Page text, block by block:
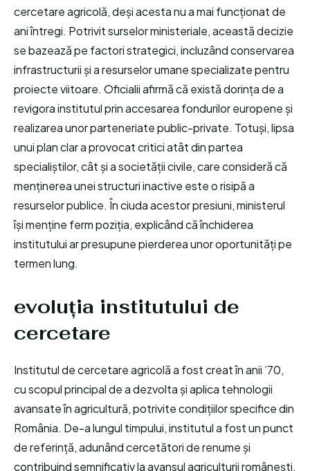
cercetare agricolă, deși acesta nu a mai funcționat de
ani întregi. Potrivit surselor ministeriale, această decizie
se bazează pe factori strategici, incluzând conservarea
infrastructurii și a resurselor umane specializate pentru
proiecte viitoare. Oficialii afirmă că există dorința de a
revigora institutul prin accesarea fondurilor europene și
realizarea unor parteneriate public-private. Totuși, lipsa
unui plan clar a provocat critici atât din partea
specialiștilor, cât și a societății civile, care consideră că
menținerea unei structuri inactive este o risipă a
resurselor publice. În ciuda acestor presiuni, ministerul
își menține ferm poziția, explicând că închiderea
institutului ar presupune pierderea unor oportunități pe
termen lung.
evoluția institutului de
cercetare
Institutul de cercetare agricolă a fost creat în anii ’70,
cu scopul principal de a dezvolta și aplica tehnologii
avansate în agricultură, potrivite condițiilor specifice din
România. De-a lungul timpului, institutul a fost un punct
de referință, adunând cercetători de renume și
contribuind semnificativ la avansul agriculturii românești.